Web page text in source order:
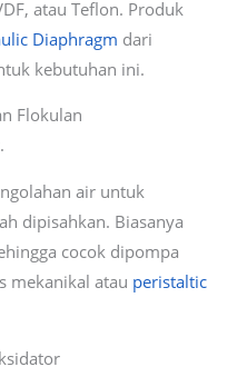
atau Teflon. Produk
Diaphragm dari
kebutuhan ini.
Flokulan
air untuk
dipisahkan. Biasanya
cocok dipompa
mekanikal atau peristaltic